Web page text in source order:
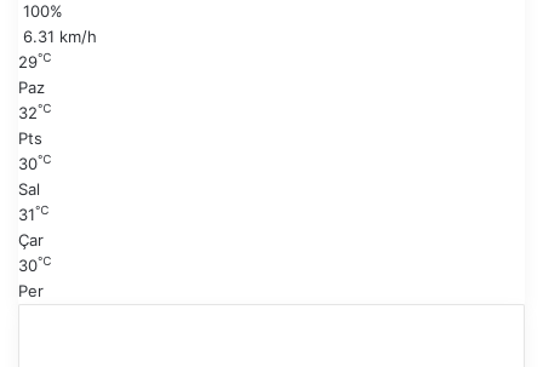
a
y
f
100%
6.31 km/h
29℃
Paz
32℃
Pts
30℃
Sal
31℃
Çar
30℃
Per